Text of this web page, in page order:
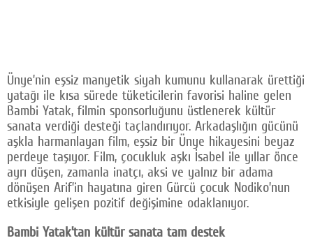
Ünye’nin eşsiz manyetik siyah kumunu kullanarak ürettiği
yatağı ile kısa sürede tüketicilerin favorisi haline gelen
Bambi Yatak, filmin sponsorluğunu üstlenerek kültür
sanata verdiği desteği taçlandırıyor. Arkadaşlığın gücünü
aşkla harmanlayan film, eşsiz bir Ünye hikayesini beyaz
perdeye taşıyor. Film, çocukluk aşkı İsabel ile yıllar önce
ayrı düşen, zamanla inatçı, aksi ve yalnız bir adama
dönüşen Arif’in hayatına giren Gürcü çocuk Nodiko’nun
etkisiyle gelişen pozitif değişimine odaklanıyor.
Bambi Yatak’tan kültür sanata tam destek